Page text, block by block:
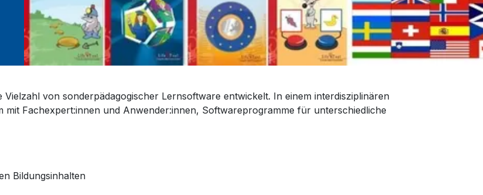
von sonderpädagogischer Lernsoftware entwickelt. In einem interdisziplinären
mit Fachexpert:innen und Anwender:innen, Softwareprogramme für unterschiedliche
Bildungsinhalten